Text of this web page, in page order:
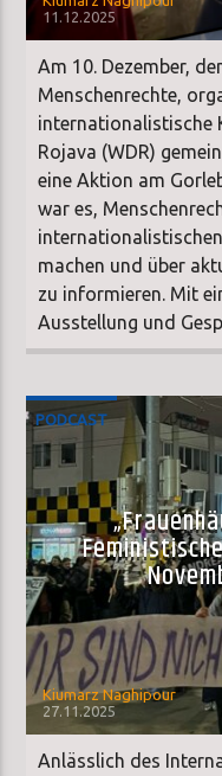
11.12.2025
Am 10. Dezember,
Menschenrechte,
internationalistische
Rojava (WDR)
eine Aktion am
war es,
machen und über
zu informieren. Mit
Ausstellung und
PODCAST
Kiumarz Naghipour
27.11.2025
Anlässlich des